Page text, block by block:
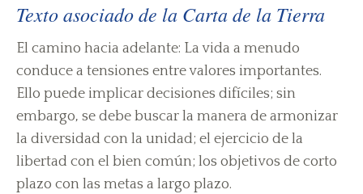
Texto asociado de la Carta de la Tierra
El camino hacia adelante: La vida a menudo
conduce a tensiones entre valores importantes.
Ello puede implicar decisiones difíciles; sin
embargo, se debe buscar la manera de armonizar
la diversidad con la unidad; el ejercicio de la
libertad con el bien común; los objetivos de corto
plazo con las metas a largo plazo.